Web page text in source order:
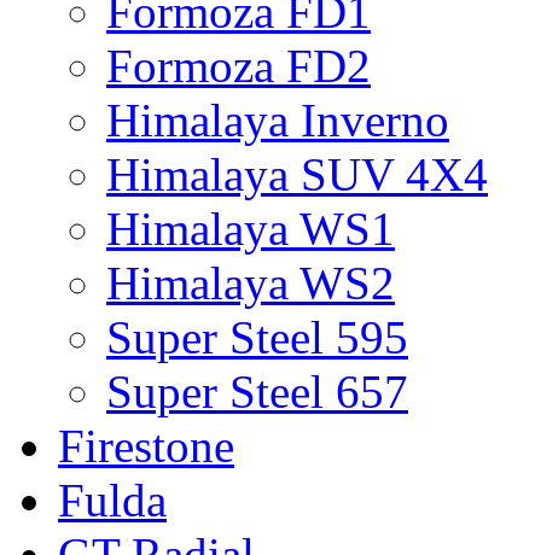
Formoza FD1
Formoza FD2
Himalaya Inverno
Himalaya SUV 4X4
Himalaya WS1
Himalaya WS2
Super Steel 595
Super Steel 657
Firestone
Fulda